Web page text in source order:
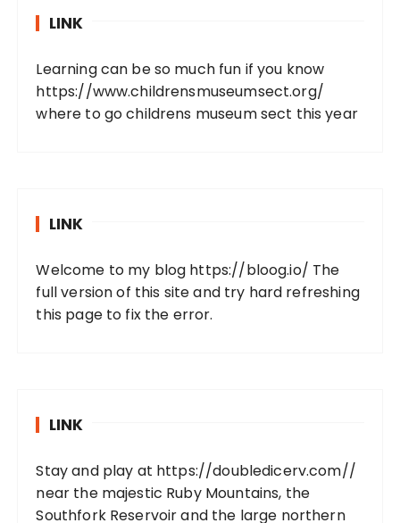
LINK
Learning can be so much fun if you know
https://www.childrensmuseumsect.org/
where to go childrens museum sect this year
LINK
Welcome to my blog https://bloog.io/ The
full version of this site and try hard refreshing
this page to fix the error.
LINK
Stay and play at https://doubledicerv.com//
near the majestic Ruby Mountains, the
Southfork Reservoir and the large northern